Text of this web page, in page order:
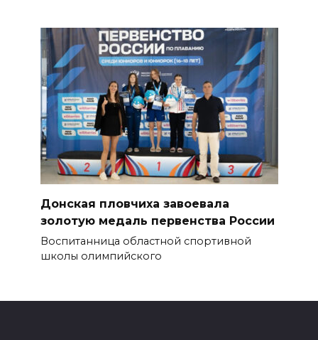
Донская пловчиха завоевала
золотую медаль первенства России
Воспитанница областной спортивной
школы олимпийского